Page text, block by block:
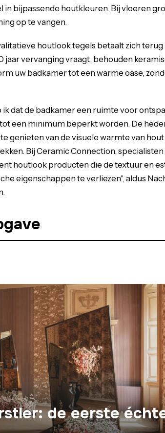
bijpassende houtkleuren. Bij vloeren
op te vangen.
houtlook tegels betaalt zich
jaar vervanging vraagt, behouden
uw badkamer tot een warme oase,
dat de badkamer een ruimte voor
een minimum beperkt worden. De
genieten van de visuele warmte van
Bij Ceramic Connection,
houtlook producten die de textuur en
eigenschappen te verliezen", aldus
de eerste